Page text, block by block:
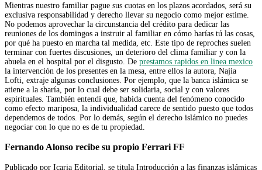
Mientras nuestro familiar pague sus cuotas en los plazos acordados, será su
exclusiva responsabilidad y derecho llevar su negocio como mejor estime.
No podemos aprovechar la circunstancia del crédito para dedicar las
reuniones de los domingos a instruir al familiar en cómo harías tú las cosas,
por qué ha puesto en marcha tal medida, etc. Este tipo de reproches suelen
terminar con fuertes discusiones, un deterioro del clima familiar y con la
abuela en el hospital por el disgusto. De prestamos rapidos en linea mexico
la intervención de los presentes en la mesa, entre ellos la autora, Najia
Lofti, extraje algunas conclusiones. Por ejemplo, que la banca islámica se
atiene a la sharía, por lo cual debe ser solidaria, social y con valores
espirituales. También entendí que, habida cuenta del fenómeno conocido
como efecto mariposa, la individualidad carece de sentido puesto que todos
dependemos de todos. Por lo demás, según el derecho islámico no puedes
negociar con lo que no es de tu propiedad.
Fernando Alonso recibe su propio Ferrari FF
Publicado por Icaria Editorial, se titula Introducción a las finanzas islámicas